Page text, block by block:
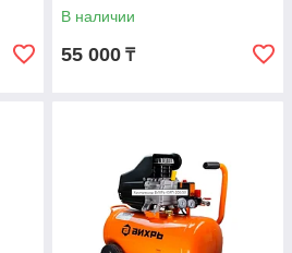
В наличии
55 000 ₸